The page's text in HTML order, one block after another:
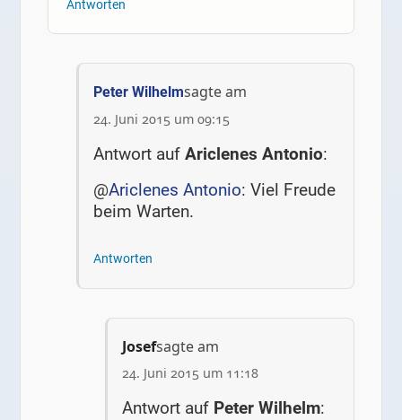
Antworten
Peter Wilhelmsagte am
24. Juni 2015 um 09:15
Antwort aufAriclenes Antonio:
@Ariclenes Antonio: Viel Freude
beim Warten.
Antworten
Josefsagte am
24. Juni 2015 um 11:18
Antwort auf Peter Wilhelm: